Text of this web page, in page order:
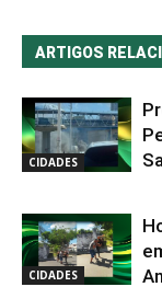
ARTIGOS
CIDADES
CIDADES